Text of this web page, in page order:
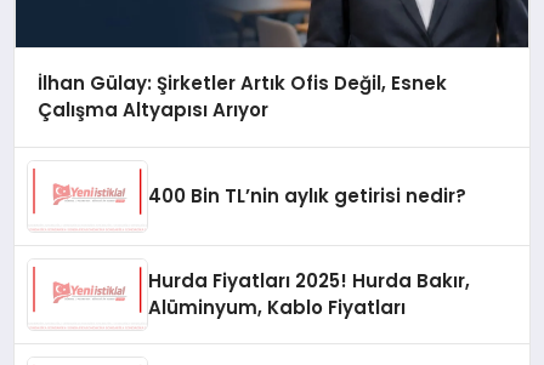
İlhan Gülay: Şirketler Artık Ofis Değil, Esnek
Çalışma Altyapısı Arıyor
400 Bin TL’nin aylık getirisi nedir?
Hurda Fiyatları 2025! Hurda Bakır,
Alüminyum, Kablo Fiyatları